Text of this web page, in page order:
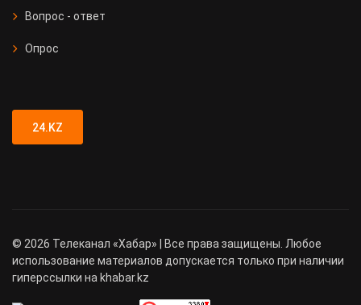
Вопрос - ответ
Опрос
24.KZ
© 2026 Телеканал «Хабар» | Все права защищены. Любое
использование материалов допускается только при наличии
гиперссылки на khabar.kz